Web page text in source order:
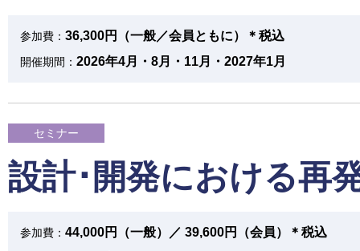
参加費： 36,300円（一般／会員ともに）＊税込
開催期間： 2026年4月・8月・11月・2027年1月
セミナー
設計･開発における再
参加費： 44,000円（一般）／ 39,600円（会員）＊税込